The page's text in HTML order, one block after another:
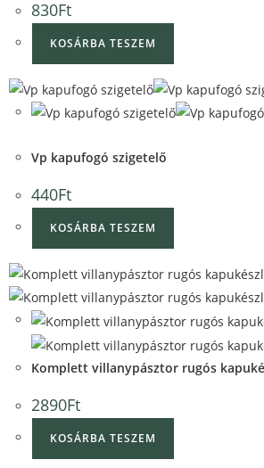
830Ft
KOSÁRBA TESZEM
Vp kapufogó szigetelő
440Ft
KOSÁRBA TESZEM
Komplett villanypásztor rugós
2890Ft
KOSÁRBA TESZEM